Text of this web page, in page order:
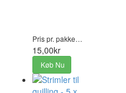
Pris pr. pakke…
15,00kr
Køb Nu